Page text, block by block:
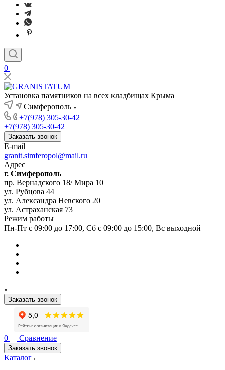
0
Установка памятников на всех кладбищах Крыма
Симферополь
+7(978) 305-30-42
+7(978) 305-30-42
Заказать звонок
E-mail
granit.simferopol@mail.ru
Адрес
г. Симферополь
пр. Вернадского 18/ Мира 10
ул. Рубцова 44
ул. Александра Невского 20
ул. Астраханская 73
Режим работы
Пн-Пт с 09:00 до 17:00, Сб с 09:00 до 15:00, Вс выходной
Заказать звонок
0 Сравнение
Заказать звонок
Каталог